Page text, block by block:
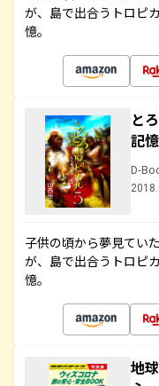
が、島で出合うトロピ
憶。
と
記
D-
子供の頃から夢見てい
が、島で出合うトロピ
憶。
地